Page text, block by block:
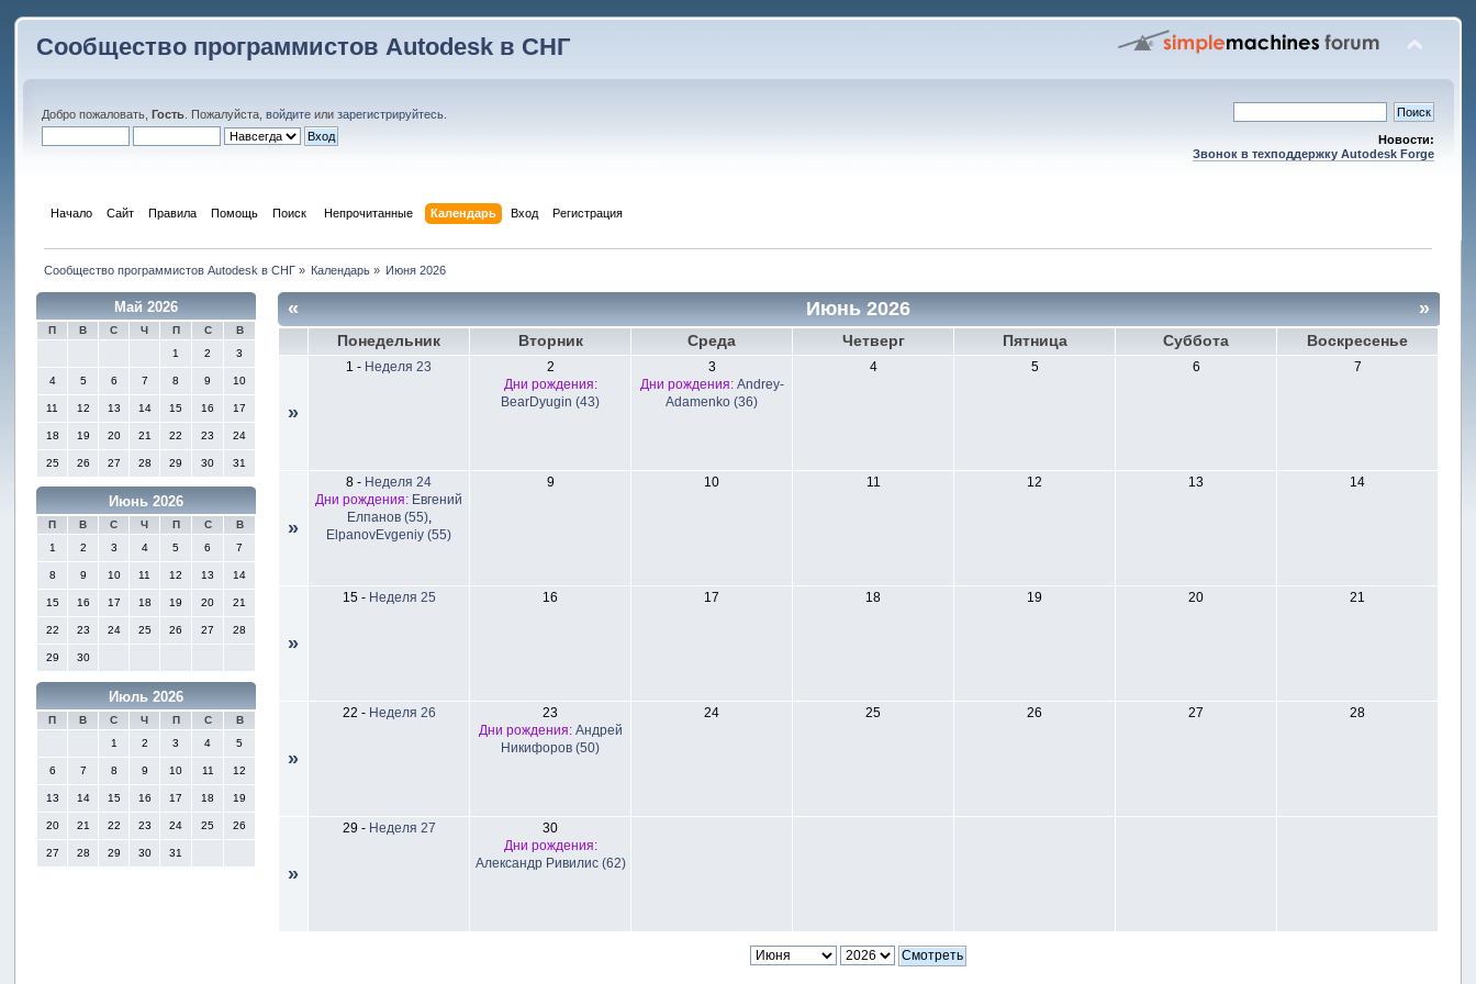
Сообщество программистов Autodesk в СНГ
Добро пожаловать,Гость . Пожалуйста,войдите илизарегистрируйтесь
Новости:
Звонок в техподдержку Autodesk Forge
Начало Сайт Правила Помощь Поиск Непрочитанные Календарь Вход Регистрация
Сообщество программистов Autodesk в СНГ» Календарь » Июня 2026
Май 2026
П В С Ч П С
В
1
2 3
4 5 6 7 8 9 10
11 12 13 14 15 16 17
18 19 20 21 22 23 24
25 26 27 28 29 30 31
Июнь 2026
П В С Ч П С
В
1
2 3 4 5 6 7
8 9 10 11 12 13 14
15 16 17 18 19 20 21
22 23 24 25 26 27 28
29 30
Июль 2026
П В С Ч П С
В
1
2 3 4 5
6 7 8 9 10 11 12
13 14 15 16 17 18 19
20 21 22 23 24 25 26
27 28 29 30 31
« »
Июнь 2026
Понедельник Вторник Среда Четверг Пятница Суббота Воскресенье
»
1 - Неделя 23
2
Дни рождения:
BearDyugin (43)
3
Дни рождения: Andrey-
Adamenko (36)
4 5 6 7
»
8 - Неделя 24
Дни рождения: Евгений
Елпанов (55),
ElpanovEvgeniy (55)
9 10 11 12 13 14
»
15- Неделя 25 16 17 18 19 20 21
»
22 - Неделя 26
23
Дни рождения: Андрей
Никифоров (50)
24 25 26 27 28
»
29 - Неделя 27
30
Дни рождения:
Александр Ривилис (62)